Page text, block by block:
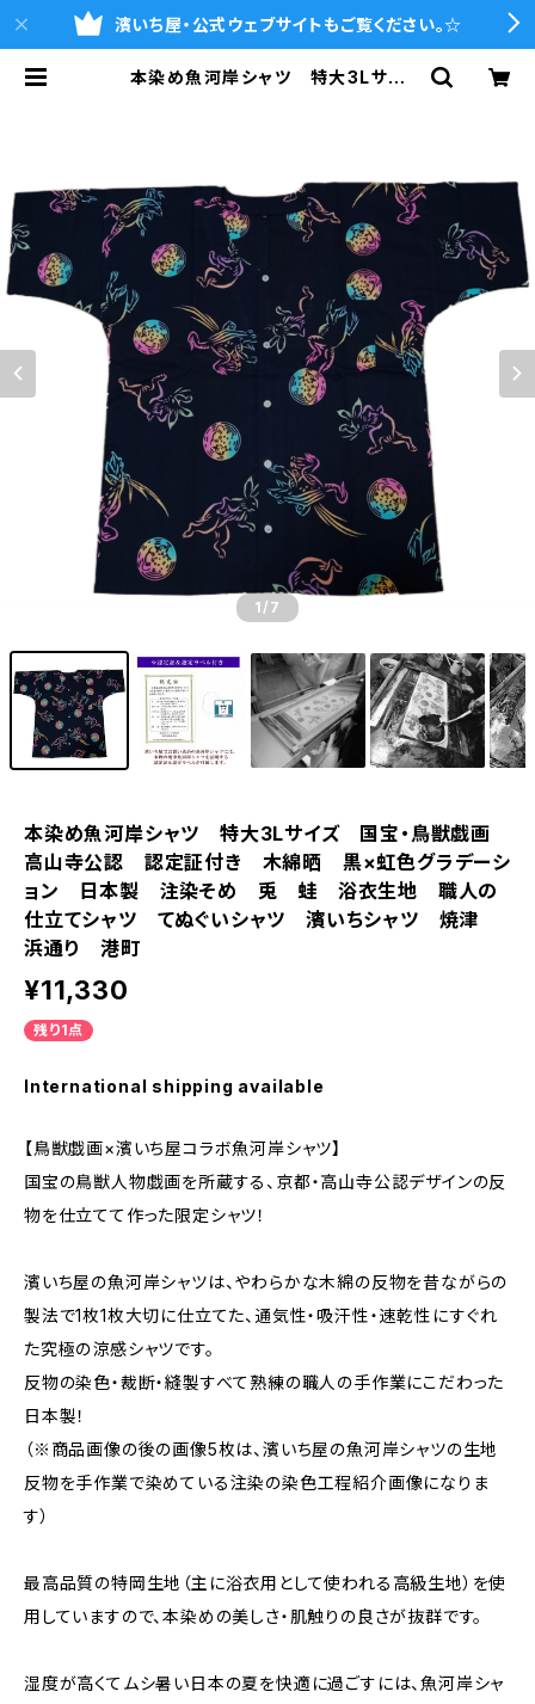
濱いち屋・公式ウェブサイトもご覧ください。☆
本染め魚河岸シャツ 特大3Lサイ
焼津 浜通り 港町 | 魚河岸シャツ
の濱いち屋・通販サイト
1/7
本染め魚河岸シャツ 特大3Lサイズ 国宝・鳥獣戯画
高山寺公認 認定証付き 木綿晒 黒×虹色グラデーシ
ョン 日本製 注染そめ 兎 蛙 浴衣生地 職人の
仕立てシャツ てぬぐいシャツ 濱いちシャツ 焼津
浜通り 港町
¥11,330
残り1点
International shipping available
【鳥獣戯画×濱いち屋コラボ魚河岸シャツ】
国宝の鳥獣人物戯画を所蔵する、京都・高山寺公認デザインの反
物を仕立てて作った限定シャツ！
濱いち屋の魚河岸シャツは、やわらかな木綿の反物を昔ながらの
製法で1枚1枚大切に仕立てた、通気性・吸汗性・速乾性にすぐれ
た究極の涼感シャツです。
反物の染色・裁断・縫製すべて熟練の職人の手作業にこだわった
日本製！
（※商品画像の後の画像5枚は、濱いち屋の魚河岸シャツの生地
反物を手作業で染めている注染の染色工程紹介画像になりま
す）
最高品質の特岡生地（主に浴衣用として使われる高級生地）を使
用していますので、本染めの美しさ・肌触りの良さが抜群です。
湿度が高くてムシ暑い日本の夏を快適に過ごすには、魚河岸シャ